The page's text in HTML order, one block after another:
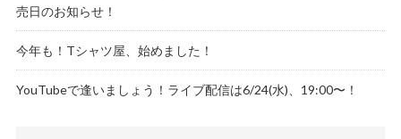
売日のお知らせ！
今年も！Tシャツ屋、始めました！
YouTubeで逢いましょう！ライブ配信は6/24(水)、19:00〜！